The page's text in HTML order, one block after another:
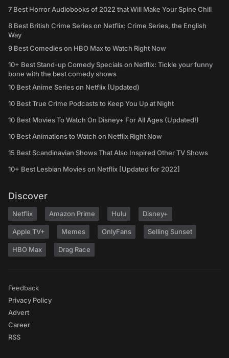
7 Best Horror Audiobooks of 2022 that Will Make Your Spine Chill
8 Best British Crime Series on Netflix: Crime Series, the English
Way
9 Best Comedies on HBO Max to Watch Right Now
10+ Best Stand-up Comedy Specials on Netflix: Tickle your funny
bone with the best comedy shows
10 Best Anime Series on Netflix (Updated)
10 Best True Crime Podcasts to Keep You Up at Night
10 Best Movies To Watch On Disney+ For All Ages (Updated!)
10 Best Animations to Watch on Netflix Right Now
15 Best Scandinavian Shows That Also Inspired Other TV Shows
10+ Best Lesbian Movies on Netflix [Updated for 2022]
Discover
Netflix Amazon Prime Hulu Disney+
Apple TV+ Memes OnlyFans Selling Sunset
HBO Max Drag Race
Feedback
Privacy Policy
Advert
Career
RSS